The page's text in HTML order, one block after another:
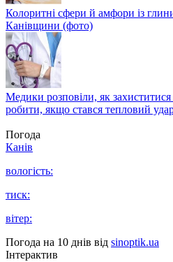
Колоритні сфери й амфори із
Канівщини (фото)
Медики розповіли, як
робити, якщо стався тепловий
Погода
Канів
вологість:
тиск:
вітер:
Погода на 10 днів від sinoptik.ua
Інтерактив